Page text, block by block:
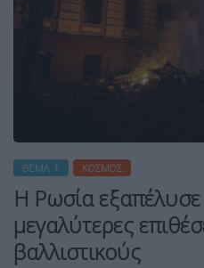
ΘΈΜΑ 1 ΚΌΣΜΟΣ
Η Ρωσία εξαπέλυσε
μεγαλύτερες
βαλλιστικούς